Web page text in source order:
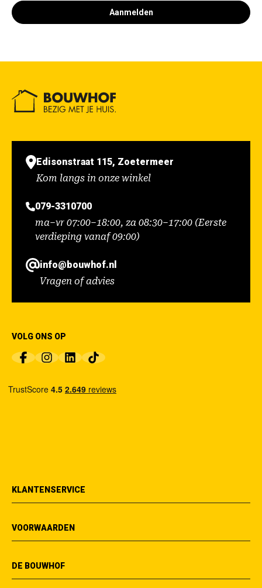
Aanmelden
Edisonstraat 115, Zoetermeer
Kom langs in onze winkel
079-3310700
ma–vr 07:00–18:00, za 08:30–17:00 (Eerste
verdieping vanaf 09:00)
info@bouwhof.nl
Vragen of advies
VOLG ONS OP
KLANTENSERVICE
VOORWAARDEN
DE BOUWHOF